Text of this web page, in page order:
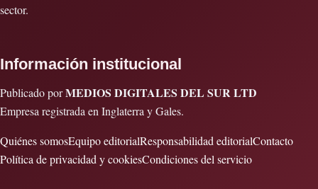
sector.
Información institucional
Publicado porMEDIOS DIGITALES DEL SUR LTD
Empresa registrada en Inglaterra y Gales.
Quiénes somosEquipo editorialResponsabilidad editorialContacto
Política de privacidad y cookiesCondiciones del servicio